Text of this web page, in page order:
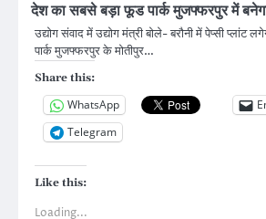
देश का सबसे बड़ा फूड पार्क मुजफ्फरपुर में
उद्योग संवाद में उद्योग मंत्री बोले- बरौनी में पेप्सी
पार्क मुजफ्फरपुर के मोतीपुर…
Share this:
WhatsApp
Telegram
Like this:
Loading...